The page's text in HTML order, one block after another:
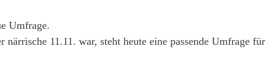
Umfrage.
närrische 11.11. war, steht heute eine passende Umfrage für